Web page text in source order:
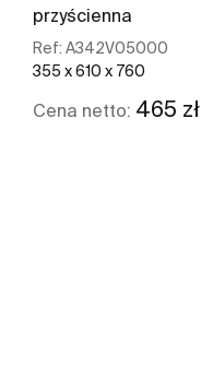
przyścienna
Ref: A342V05000
355 x 610 x 760
Cena netto: 465 zł